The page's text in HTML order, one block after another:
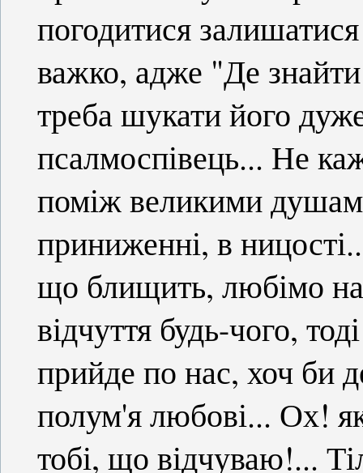
погодитися
важко, адже "Де
треба шукати його
псалмоспівець... Не
поміж великими
приниженні, в
що блищить, любімо
відчуття будь-чого,
прийде по нас, хоч би
полум'я любові... Ох!
тобі, що відчуваю!...